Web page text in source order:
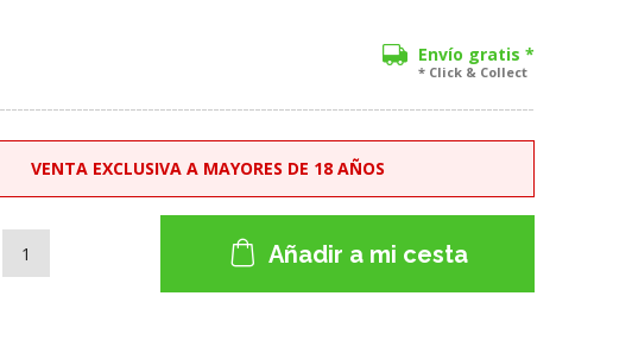
Envío gratis *
* Click & Collect
VENTA EXCLUSIVA A MAYORES DE 18 AÑOS
Añadir a mi cesta